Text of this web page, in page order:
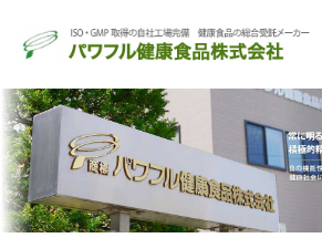
OEM受託製造
原料提供
品質管理・取得特許
自社健康食品